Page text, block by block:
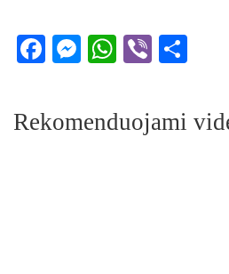
Facebook
Messenger
WhatsApp
Viber
Rekomenduojami